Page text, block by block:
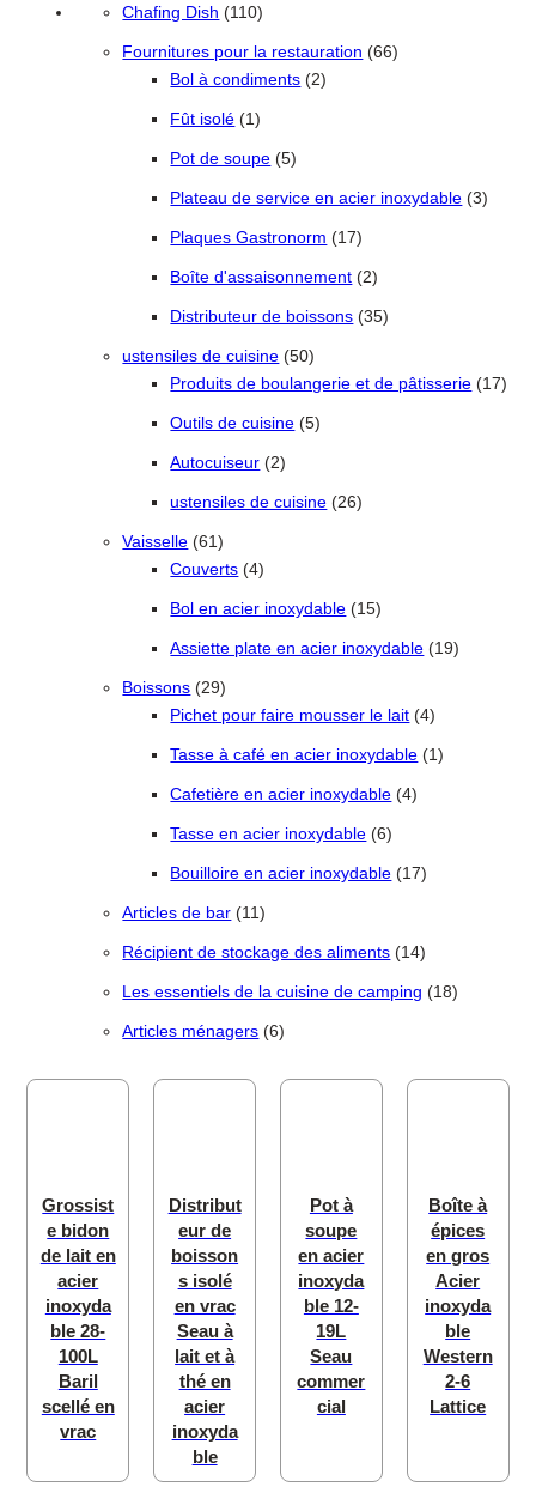
Chafing Dish 110110 produits
Fournitures pour la restauration 6666 produits
Bol à condiments
22 produits
Fût isolé 11 produit
Pot de soupe 55 produits
Plateau de service en acier inoxydable 33
Plaques Gastronorm 1717 produits
Boîte d'assaisonnement 22 produits
Distributeur de boissons 3535 produits
ustensiles de cuisine 5050 produits
Produits de boulangerie et de pâtisserie
1717
Outils de cuisine 55 produits
Autocuiseur 22 produits
ustensiles de cuisine 2626 produits
Vaisselle 6161 produits
Couverts 44 produits
Bol en acier inoxydable 1515 produits
Assiette plate en acier inoxydable 1919
Boissons 2929 produits
Pichet pour faire mousser le lait 44 produits
Tasse à café en acier inoxydable 11 produit
Cafetière en acier inoxydable 44 produits
Tasse en acier inoxydable 66 produits
Bouilloire en acier inoxydable 1717 produits
Articles de bar 1111 produits
Récipient de stockage des aliments 1414 produits
Les essentiels de la cuisine de camping 1818 produits
Articles ménagers 66 produits
Grossist
e bidon
de lait en
acier
inoxyda
ble 28-
100L
Baril
scellé en
vrac
Distribut
eur de
boisson
s isolé
en vrac
Seau à
lait et à
thé en
acier
inoxyda
ble
Pot à
soupe
en acier
inoxyda
ble 12-
19L
Seau
commer
cial
Boîte à
épices
en gros
Acier
inoxyda
ble
Western
2-6
Lattice